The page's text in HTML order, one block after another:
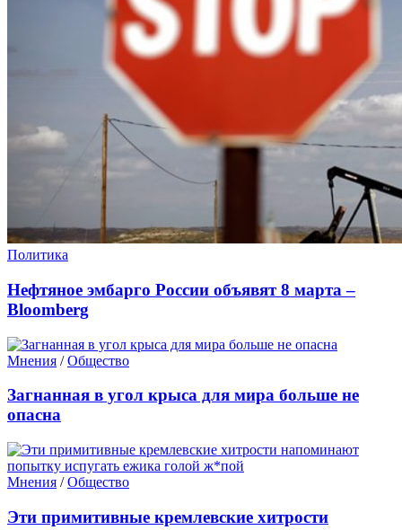
Политика
Нефтяное эмбарго России объявят 8 марта –
Bloomberg
Мнения /Общество
Загнанная в угол крыса для мира больше не
опасна
Мнения /Общество
Эти примитивные кремлевские хитрости